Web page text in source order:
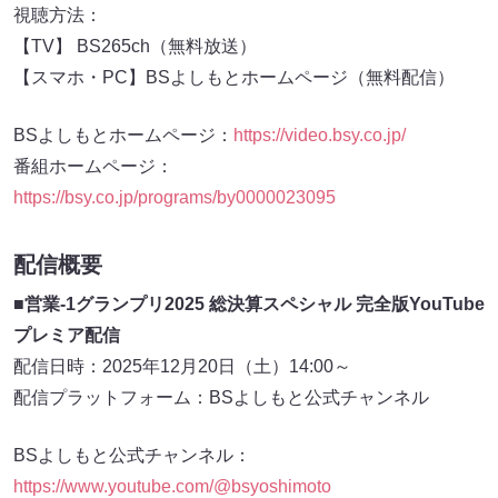
視聴方法：
【TV】 BS265ch（無料放送）
【スマホ・PC】BSよしもとホームページ（無料配信）
BSよしもとホームページ： https://video.bsy.co.jp/
番組ホームページ：
https://bsy.co.jp/programs/by0000023095
配信概要
■営業-1グランプリ2025 総決算スペシャル 完全版YouTube
プレミア配信
配信日時：2025年12月20日（土）14:00～
配信プラットフォーム：BSよしもと公式チャンネル
BSよしもと公式チャンネル：
https://www.youtube.com/@bsyoshimoto